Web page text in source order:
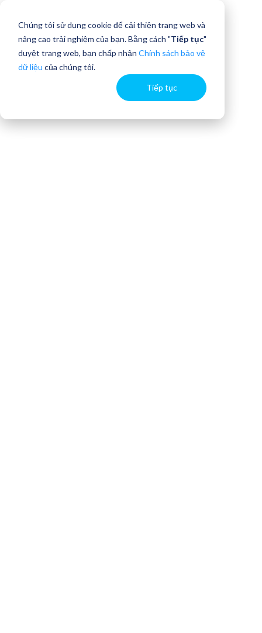
Chúng tôi sử dụng cookie để cải thiện trang web và
nâng cao trải nghiệm của bạn. Bằng cách "Tiếp tục"
duyệt trang web, bạn chấp nhận Chính sách bảo vệ
dữ liệu của chúng tôi.
Tiếp tục